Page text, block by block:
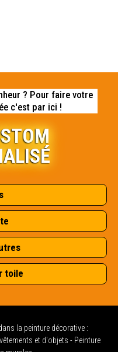
? Pour faire votre
c'est par ici !
toile
la peinture décorative :
et d'objets - Peinture